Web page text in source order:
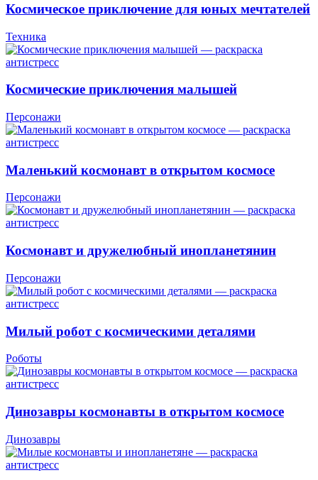
Космическое приключение для юных мечтателей
Техника
Космические приключения малышей
Персонажи
Маленький космонавт в открытом космосе
Персонажи
Космонавт и дружелюбный инопланетянин
Персонажи
Милый робот с космическими деталями
Роботы
Динозавры космонавты в открытом космосе
Динозавры